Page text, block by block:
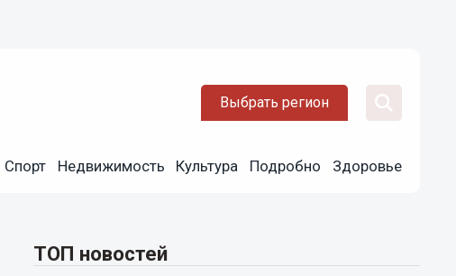
Выбрать регион
Спорт Недвижимость Культура Подробно Здоровье
ТОП новостей